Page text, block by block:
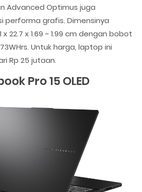
Advanced Optimus juga
performa grafis. Dimensinya
x 22.7 x 1.69 ~ 1.99 cm dengan bobot
Untuk harga, laptop ini
Rp 25 jutaan.
Pro 15 OLED